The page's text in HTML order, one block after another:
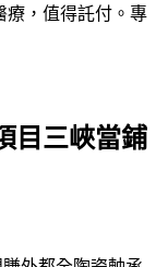
療，值得託付。專
目三峽當鋪